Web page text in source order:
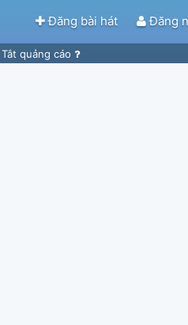
Đăng bài hát Đăng
Tắt quảng cáo